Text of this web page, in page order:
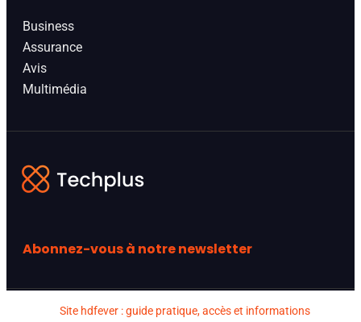
Business
Assurance
Avis
Multimédia
Abonnez-vous à notre newsletter
Site hdfever : guide pratique, accès et informations